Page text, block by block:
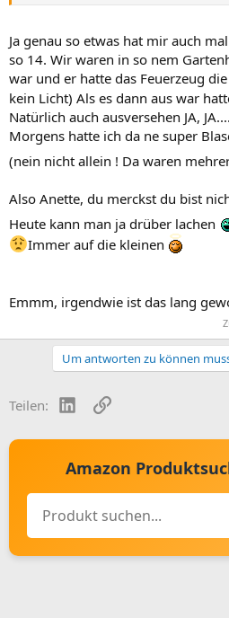
Ja genau so etwas hat mir auch
so 14. Wir waren in so nem
war und er hatte das Feuerzeug
kein Licht) Als es dann aus war
Natürlich auch ausversehen JA, JA....
Morgens hatte ich da ne super
(nein nicht allein ! Da waren
Also Anette, du merckst du bist
Heute kann man ja drüber lachen
Immer auf die kleinen
Emmm, irgendwie ist das lang
Um antworten zu können
Teilen: LinkedInLink
Amazon